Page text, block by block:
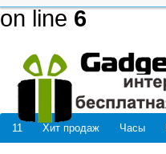
on line6
11 Хит продаж Часы